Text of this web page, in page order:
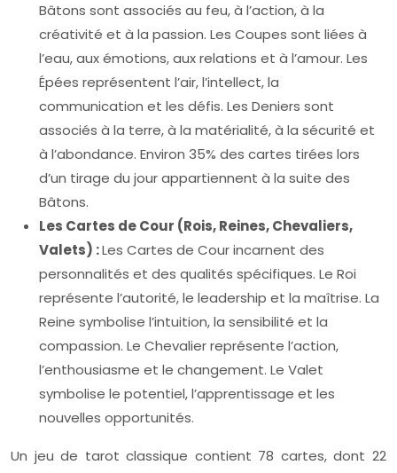
Bâtons sont associés au feu, à l’action, à la
créativité et à la passion. Les Coupes sont liées à
l’eau, aux émotions, aux relations et à l’amour. Les
Épées représentent l’air, l’intellect, la
communication et les défis. Les Deniers sont
associés à la terre, à la matérialité, à la sécurité et
à l’abondance. Environ 35% des cartes tirées lors
d’un tirage du jour appartiennent à la suite des
Bâtons.
Les Cartes de Cour (Rois, Reines, Chevaliers,
Valets) :Les Cartes de Cour incarnent des
personnalités et des qualités spécifiques. Le Roi
représente l’autorité, le leadership et la maîtrise. La
Reine symbolise l’intuition, la sensibilité et la
compassion. Le Chevalier représente l’action,
l’enthousiasme et le changement. Le Valet
symbolise le potentiel, l’apprentissage et les
nouvelles opportunités.
Un jeu de tarot classique contient 78 cartes, dont 22